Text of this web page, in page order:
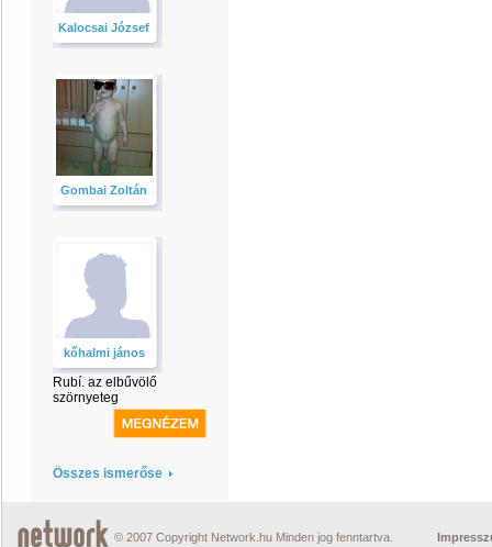
Kalocsai József
Gombai Zoltán
kőhalmi jános
Rubí. az elbűvölő
szörnyeteg
Összes ismerőse
© 2007 Copyright Network.hu Minden jog fenntartva.